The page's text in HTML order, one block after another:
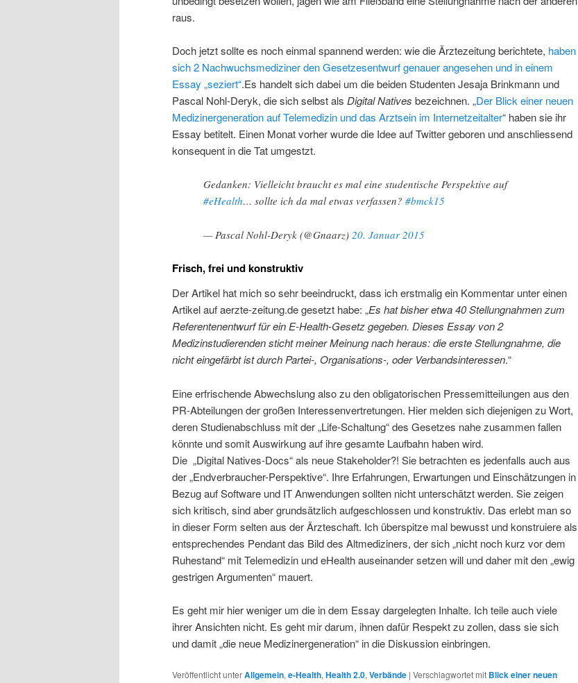
raus.
Doch jetzt sollte es noch einmal spannend werden: wie die Ärztezeitung berichtete, haben
sich 2 Nachwuchsmediziner den Gesetzesentwurf genauer angesehen und in einem
Essay „seziert“.Es handelt sich dabei um die beiden Studenten Jesaja Brinkmann und
Pascal Nohl-Deryk, die sich selbst als Digital Natives bezeichnen. „Der Blick einer neuen
Medizinergeneration auf Telemedizin und das Arztsein im Internetzeitalter“ haben sie ihr
Essay betitelt. Einen Monat vorher wurde die Idee auf Twitter geboren und anschliessend
konsequent in die Tat umgestzt.
Gedanken: Vielleicht braucht es mal eine studentische Perspektive auf
#eHealth… sollte ich da mal etwas verfassen? #bmck15
— Pascal Nohl-Deryk (@Gnaarz) 20. Januar 2015
Frisch, frei und konstruktiv
Der Artikel hat mich so sehr beeindruckt, dass ich erstmalig ein Kommentar unter einen
Artikel auf aerzte-zeitung.de gesetzt habe: „Es hat bisher etwa 40 Stellungnahmen zum
Referentenentwurf für ein E-Health-Gesetz gegeben. Dieses Essay von 2
Medizinstudierenden sticht meiner Meinung nach heraus: die erste Stellungnahme, die
nicht eingefärbt ist durch Partei-, Organisations-, oder Verbandsinteressen.“
Eine erfrischende Abwechslung also zu den obligatorischen Pressemitteilungen aus den
PR-Abteilungen der großen Interessenvertretungen. Hier melden sich diejenigen zu Wort,
deren Studienabschluss mit der „Life-Schaltung“ des Gesetzes nahe zusammen fallen
könnte und somit Auswirkung auf ihre gesamte Laufbahn haben wird.
Die „Digital Natives-Docs“ als neue Stakeholder?! Sie betrachten es jedenfalls auch aus
der „Endverbraucher-Perspektive“. Ihre Erfahrungen, Erwartungen und Einschätzungen in
Bezug auf Software und IT Anwendungen sollten nicht unterschätzt werden. Sie zeigen
sich kritisch, sind aber grundsätzlich aufgeschlossen und konstruktiv. Das erlebt man so
in dieser Form selten aus der Ärzteschaft. Ich überspitze mal bewusst und konstruiere als
entsprechendes Pendant das Bild des Altmediziners, der sich „nicht noch kurz vor dem
Ruhestand“ mit Telemedizin und eHealth auseinander setzen will und daher mit den „ewig
gestrigen Argumenten“ mauert.
Es geht mir hier weniger um die in dem Essay dargelegten Inhalte. Ich teile auch viele
ihrer Ansichten nicht. Es geht mir darum, ihnen dafür Respekt zu zollen, dass sie sich
und damit „die neue Medizinergeneration“ in die Diskussion einbringen.
Veröffentlicht unterAllgemein, e-Health, Health 2.0, Verbände | Verschlagwortet mit Blick einer neuen